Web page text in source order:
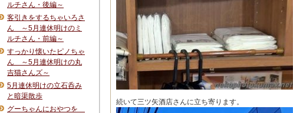
続いて三ツ矢酒店さんに立ち寄ります。
ルチさん・後編～
客引きをするちゃいろさ
ん ～5月連休明けのミ
ルチさん・前編～
すっかり懐いたピノちゃ
ん ～5月連休明けの丸
吉猫さんズ～
5月連休明けの立石呑み
と暗渠散歩
グーちゃんにおやつを